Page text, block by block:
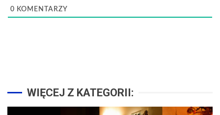
0 KOMENTARZY
WIĘCEJ Z KATEGORII: